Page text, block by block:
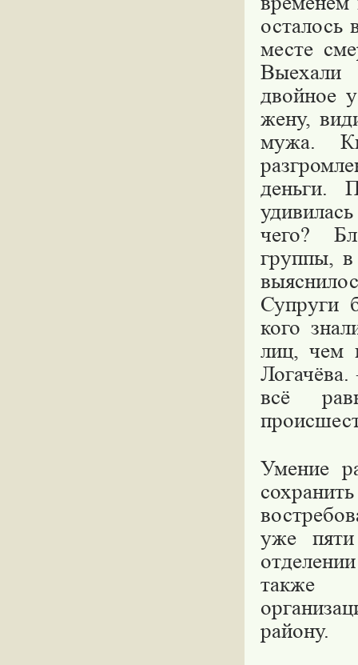
осталось
месте
Выехали
двойное
жену,
мужа.
деньги.
чего?
группы, в
Супруги
кого
лиц, чем
всё
Умение
уже
также
району.